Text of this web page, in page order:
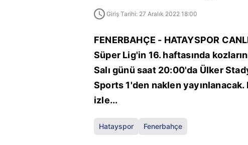
Giriş Tarihi: 27 Aralık 2022 18:00
FENERBAHÇE - HATAYSPOR
Süper Lig'in 16. haftasında
Salı günü saat 20:00'da Ülker
Sports 1'den naklen yayınlanacak.
izle...
Hatayspor Fenerbahçe